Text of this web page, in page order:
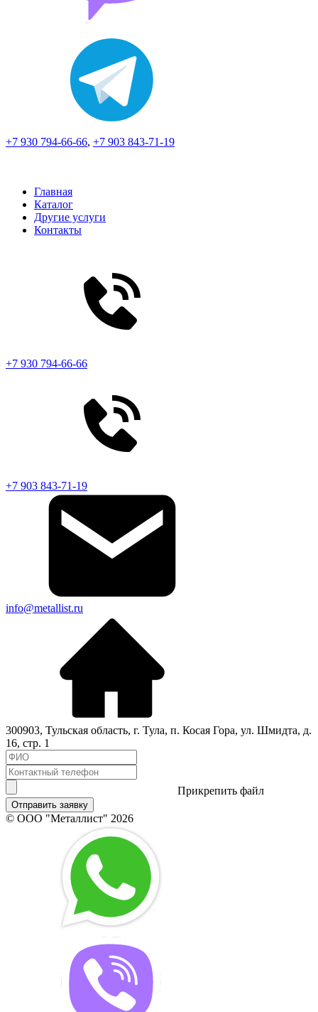
+7 930 794-66-66, +7 903 843-71-19
Главная
Каталог
Другие услуги
Контакты
+7 930 794-66-66
+7 903 843-71-19
info@metallist.ru
300903, Тульская область, г. Тула, п. Косая Гора, ул. Шмидта, д.
16, стр. 1
Прикрепить файл
Отправить заявку
© ООО "Металлист" 2026